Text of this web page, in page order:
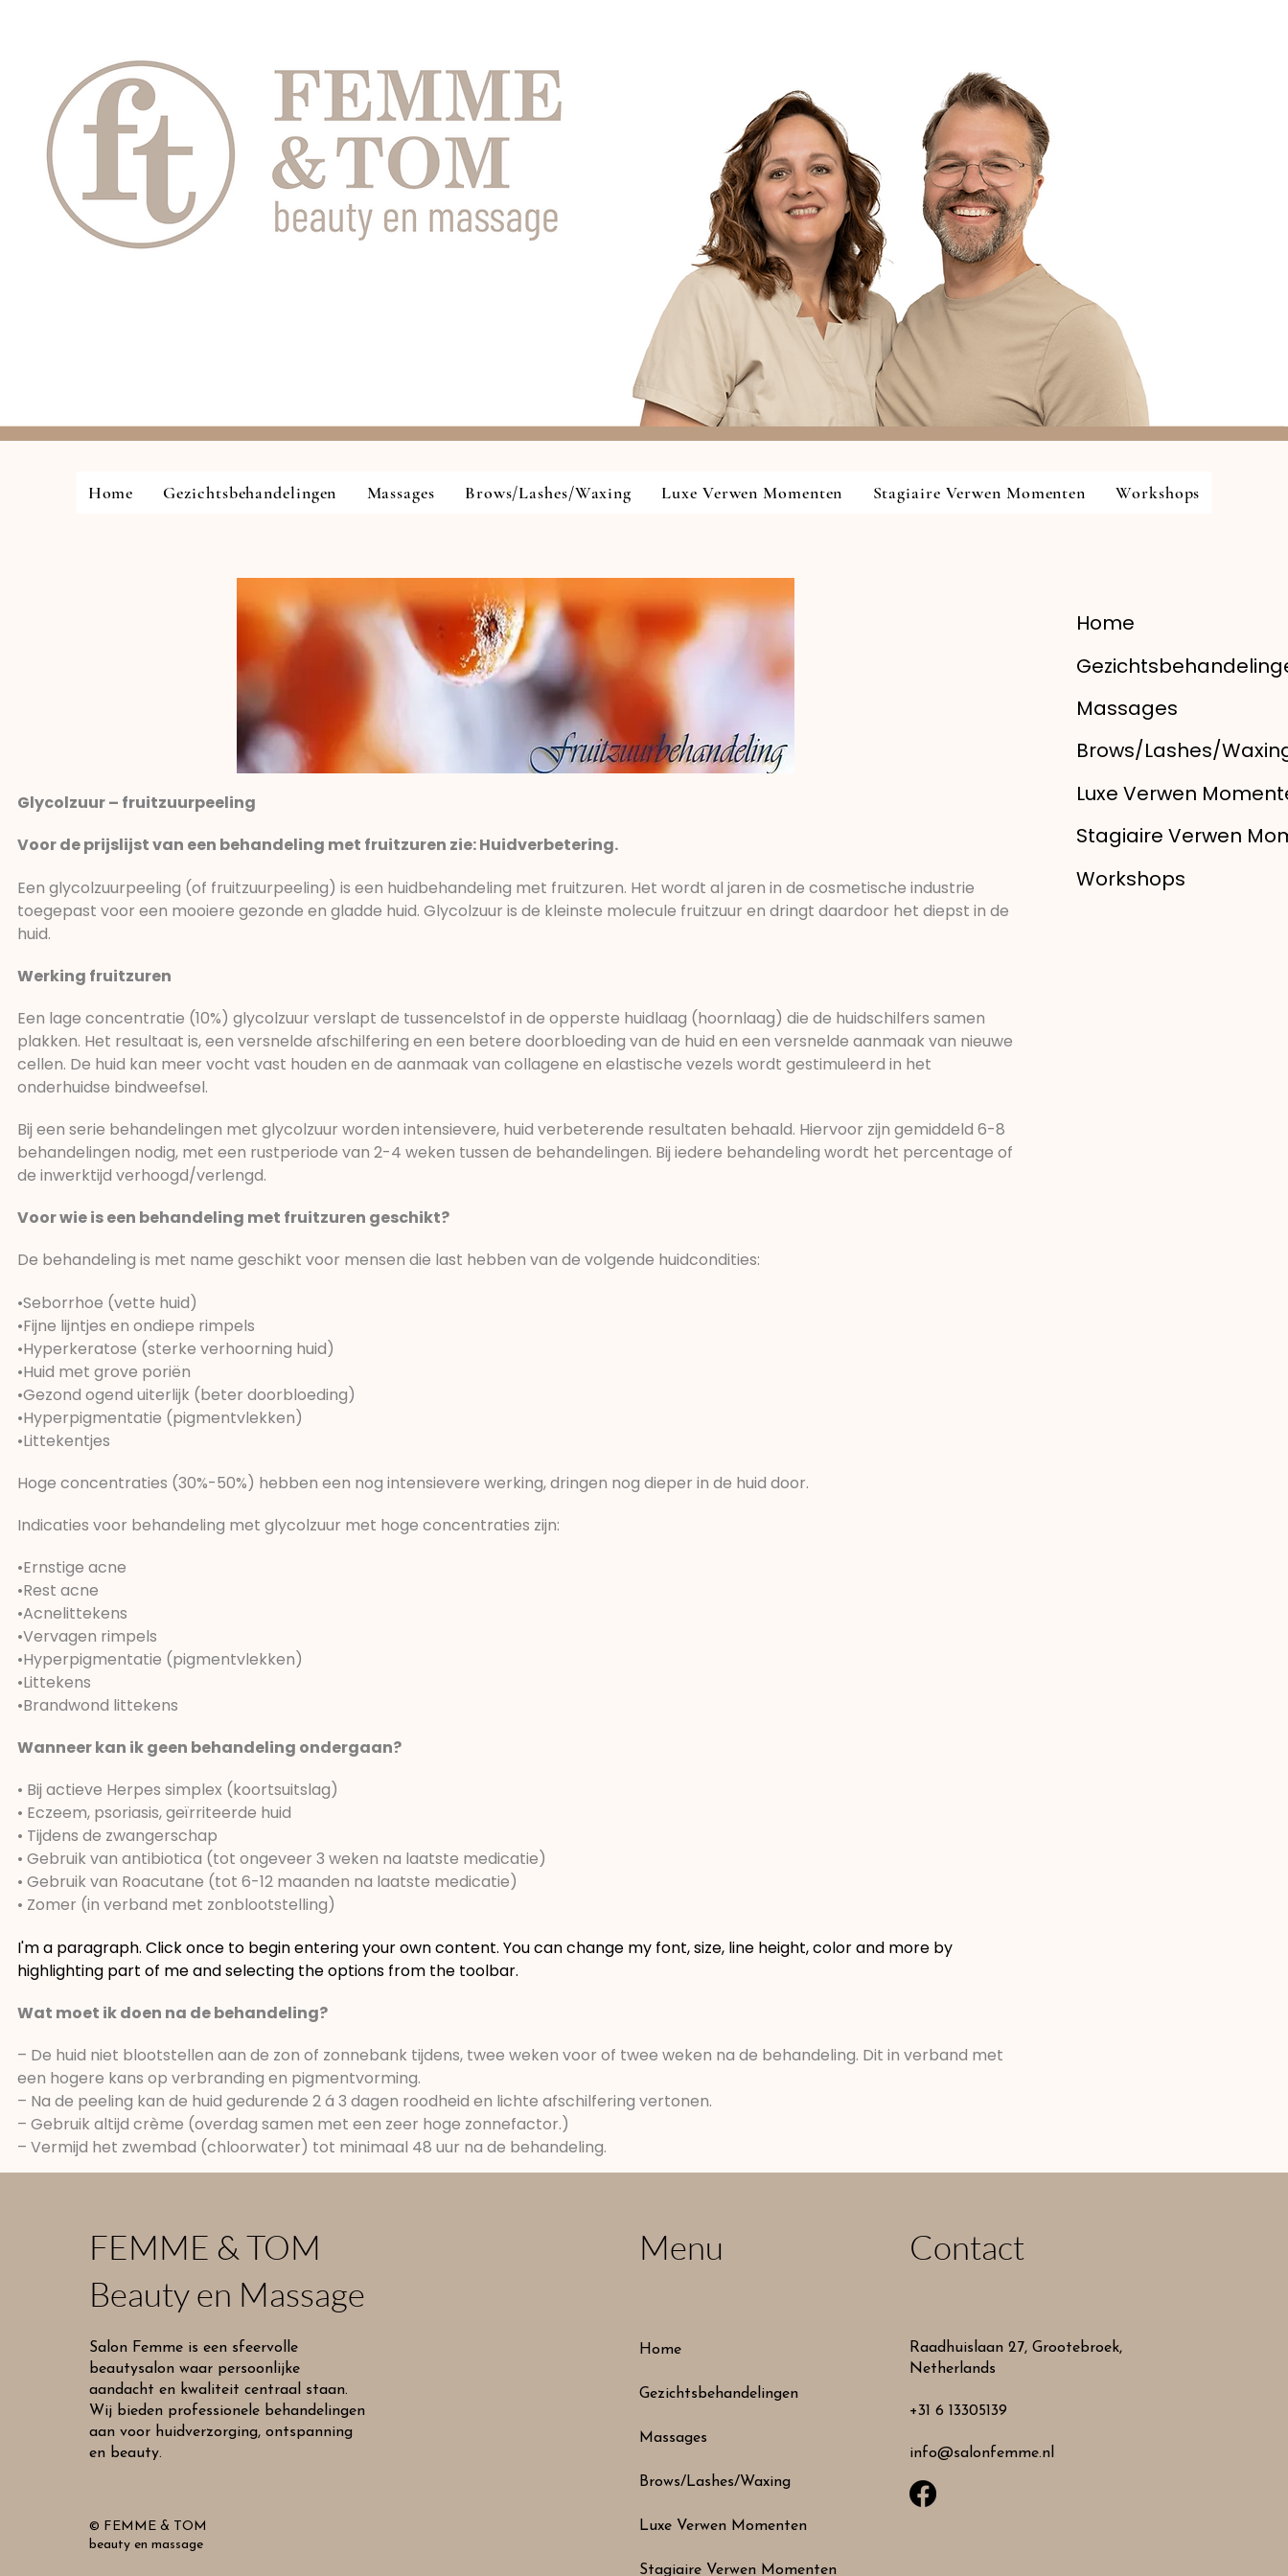
Home Gezichtsbehandelingen Massages Brows/Lashes/Waxing Luxe Verwen Momenten Stagiaire Verwen Momenten Workshops
Glycolzuur – fruitzuurpeeling
Voor de prijslijst van een behandeling met fruitzuren zie: Huidverbetering.
Een glycolzuurpeeling (of fruitzuurpeeling) is een huidbehandeling met fruitzuren. Het wordt al jaren in de cosmetische industrie
toegepast voor een mooiere gezonde en gladde huid. Glycolzuur is de kleinste molecule fruitzuur en dringt daardoor het diepst in de
huid.
Werking fruitzuren
Een lage concentratie (10%) glycolzuur verslapt de tussencelstof in de opperste huidlaag (hoornlaag) die de huidschilfers samen
plakken. Het resultaat is, een versnelde afschilfering en een betere doorbloeding van de huid en een versnelde aanmaak van nieuwe
cellen. De huid kan meer vocht vast houden en de aanmaak van collagene en elastische vezels wordt gestimuleerd in het
onderhuidse bindweefsel.
Bij een serie behandelingen met glycolzuur worden intensievere, huid verbeterende resultaten behaald. Hiervoor zijn gemiddeld 6-8
behandelingen nodig, met een rustperiode van 2-4 weken tussen de behandelingen. Bij iedere behandeling wordt het percentage of
de inwerktijd verhoogd/verlengd.
Voor wie is een behandeling met fruitzuren geschikt?
De behandeling is met name geschikt voor mensen die last hebben van de volgende huidcondities:
•Seborrhoe (vette huid)
•Fijne lijntjes en ondiepe rimpels
•Hyperkeratose (sterke verhoorning huid)
•Huid met grove poriën
•Gezond ogend uiterlijk (beter doorbloeding)
•Hyperpigmentatie (pigmentvlekken)
•Littekentjes
Hoge concentraties (30%-50%) hebben een nog intensievere werking, dringen nog dieper in de huid door.
Indicaties voor behandeling met glycolzuur met hoge concentraties zijn:
•Ernstige acne
•Rest acne
•Acnelittekens
•Vervagen rimpels
•Hyperpigmentatie (pigmentvlekken)
•Littekens
•Brandwond littekens
Wanneer kan ik geen behandeling ondergaan?
• Bij actieve Herpes simplex (koortsuitslag)
• Eczeem, psoriasis, geïrriteerde huid
• Tijdens de zwangerschap
• Gebruik van antibiotica (tot ongeveer 3 weken na laatste medicatie)
• Gebruik van Roacutane (tot 6-12 maanden na laatste medicatie)
• Zomer (in verband met zonblootstelling)
I'm a paragraph. Click once to begin entering your own content. You can change my font, size, line height, color and more by
highlighting part of me and selecting the options from the toolbar.
Wat moet ik doen na de behandeling?
– De huid niet blootstellen aan de zon of zonnebank tijdens, twee weken voor of twee weken na de behandeling. Dit in verband met
een hogere kans op verbranding en pigmentvorming.
– Na de peeling kan de huid gedurende 2 á 3 dagen roodheid en lichte afschilfering vertonen.
– Gebruik altijd crème (overdag samen met een zeer hoge zonnefactor.)
– Vermijd het zwembad (chloorwater) tot minimaal 48 uur na de behandeling.
Home
Massages
Brows/Lashes/
Luxe Verwen
Stagiaire Verwen
Workshops
FEMME & TOM
Beauty en Massage
Salon Femme is een sfeervolle
beautysalon waar persoonlijke
aandacht en kwaliteit centraal staan.
Wij bieden professionele behandelingen
aan voor huidverzorging, ontspanning
en beauty.
© FEMME & TOM
beauty en massage
Menu
Home
Gezichtsbehandelingen
Massages
Brows/Lashes/Waxing
Luxe Verwen Momenten
Stagiaire Verwen Momenten
Contact
Raadhuislaan 27, Grootebroek,
Netherlands
+31 6 13305139
info@salonfemme.nl